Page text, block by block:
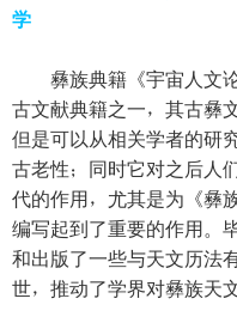
学
彝族典籍《宇宙人文论
古文献典籍之一，其古彝
但是可以从相关学者的研
古老性；同时它对之后人
代的作用，尤其是为《彝
编写起到了重要的作用。
和出版了一些与天文历法
世，推动了学界对彝族天